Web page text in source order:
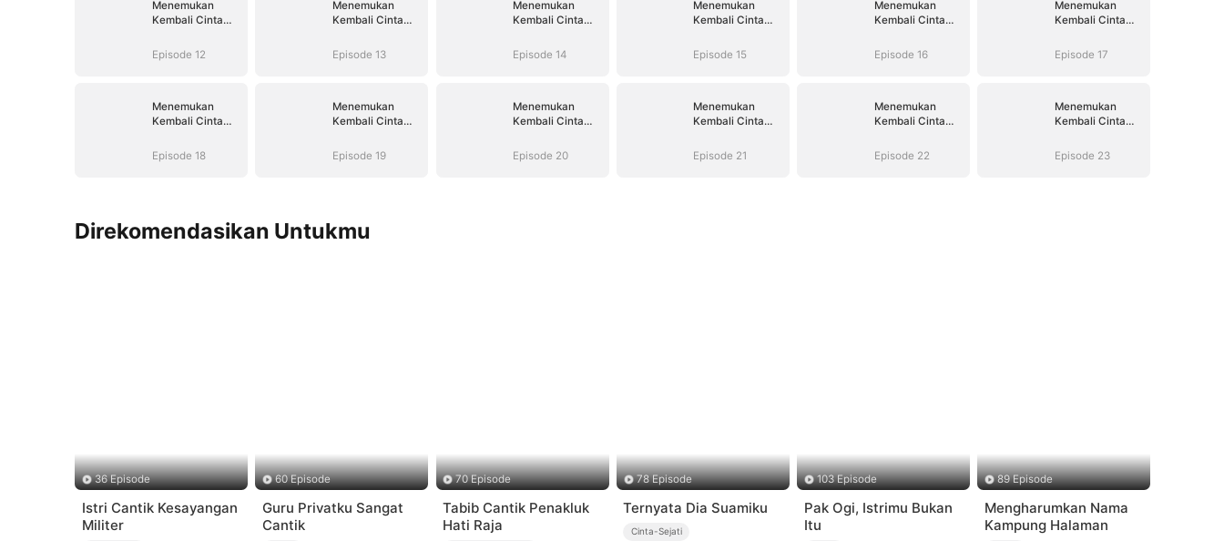
Menemukan
Kembali Cinta
Episode 12
Menemukan
Kembali Cinta
Episode 13
Menemukan
Kembali Cinta
Episode 14
Menemukan
Kembali Cinta
Episode 15
Menemukan
Kembali Cinta
Episode 16
Menemukan
Kembali Cinta
Episode 17
Menemukan
Kembali Cinta
Episode 18
Menemukan
Kembali Cinta
Episode 19
Menemukan
Kembali Cinta
Episode 20
Menemukan
Kembali Cinta
Episode 21
Menemukan
Kembali Cinta
Episode 22
Menemukan
Kembali Cinta
Episode 23
Direkomendasikan Untukmu
36 Episode
Istri Cantik Kesayangan
Militer
60 Episode
Guru Privatku Sangat
Cantik
70 Episode
Tabib Cantik Penakluk
Hati Raja
78 Episode
Ternyata Dia Suamiku
Cinta-Sejati
103 Episode
Pak Ogi, Istrimu Bukan
Itu
89 Episode
Mengharumkan Nama
Kampung Halaman